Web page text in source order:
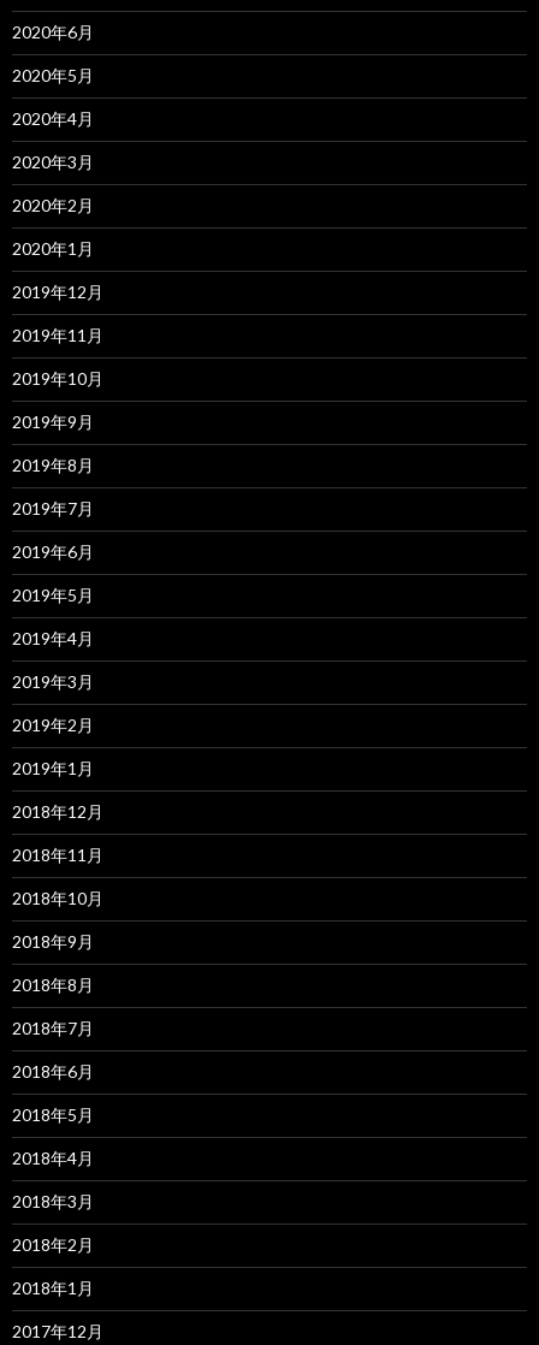
2020年6月
2020年5月
2020年4月
2020年3月
2020年2月
2020年1月
2019年12月
2019年11月
2019年10月
2019年9月
2019年8月
2019年7月
2019年6月
2019年5月
2019年4月
2019年3月
2019年2月
2019年1月
2018年12月
2018年11月
2018年10月
2018年9月
2018年8月
2018年7月
2018年6月
2018年5月
2018年4月
2018年3月
2018年2月
2018年1月
2017年12月